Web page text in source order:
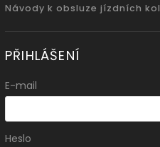
Návody k obsluze jízdních kol
PŘIHLÁŠENÍ
E-mail
Heslo